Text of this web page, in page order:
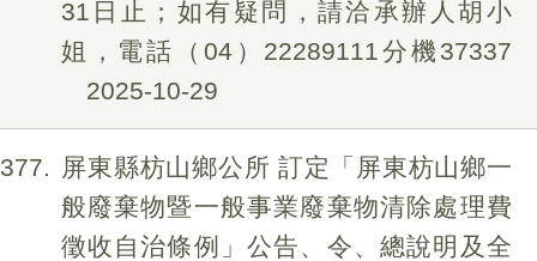
31日止；如有疑問，請洽承辦人胡小
姐，電話（04）22289111分機37337
2025-10-29
377
屏東縣枋山鄉公所 訂定「屏東枋山鄉一
般廢棄物暨一般事業廢棄物清除處理費
徵收自治條例」公告、令、總說明及全